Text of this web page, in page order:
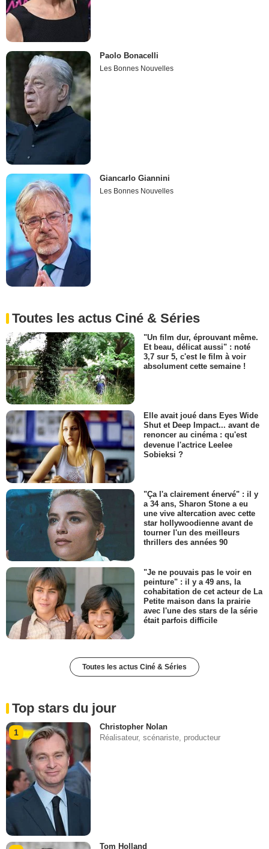
Paolo Bonacelli
Les Bonnes Nouvelles
Giancarlo Giannini
Les Bonnes Nouvelles
Toutes les actus Ciné & Séries
"Un film dur, éprouvant même.
Et beau, délicat aussi" : noté
3,7 sur 5, c'est le film à voir
absolument cette semaine !
Elle avait joué dans Eyes Wide
Shut et Deep Impact... avant de
renoncer au cinéma : qu'est
devenue l'actrice Leelee
Sobieksi ?
"Ça l'a clairement énervé" : il y
a 34 ans, Sharon Stone a eu
une vive altercation avec cette
star hollywoodienne avant de
tourner l'un des meilleurs
thrillers des années 90
"Je ne pouvais pas le voir en
peinture" : il y a 49 ans, la
cohabitation de cet acteur de La
Petite maison dans la prairie
avec l'une des stars de la série
était parfois difficile
Toutes les actus Ciné & Séries
Top stars du jour
1
Christopher Nolan
Réalisateur, scénariste, producteur
Tom Holland